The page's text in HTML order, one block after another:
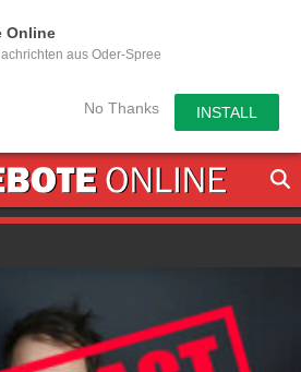
Online
aus Oder-Spree
No Thanks INSTALL